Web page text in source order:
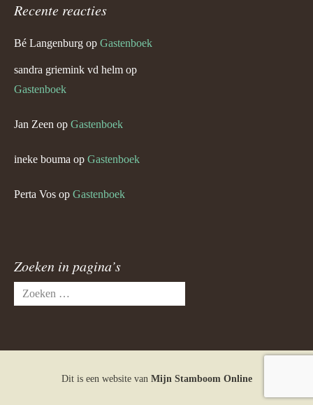
Recente reacties
Bé Langenburg op Gastenboek
sandra griemink vd helm op
Gastenboek
Jan Zeen op Gastenboek
ineke bouma op Gastenboek
Perta Vos op Gastenboek
Zoeken in pagina’s
Zoeken
naar:
Dit is een website van Mijn Stamboom Online